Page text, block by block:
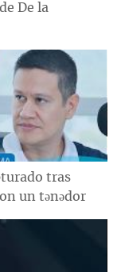
De la
tras
un tǝnǝdor